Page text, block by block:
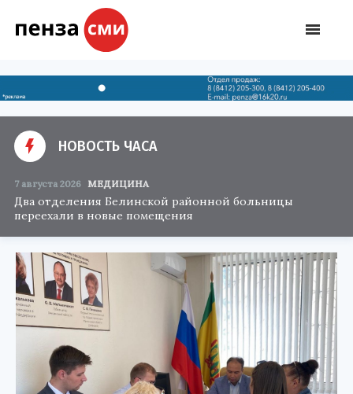
НОВОСТЬ ЧАСА
7 августа 2026 МЕДИЦИНА
Два отделения Белинской районной больницы
переехали в новые помещения